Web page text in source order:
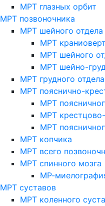
МРТ глазных орбит
МРТ позвоночника
МРТ шейного отдела
МРТ
МРТ шейного
МРТ шейно-
МРТ грудного отдела
МРТ пояснично-
МРТ
МРТ
МРТ
МРТ копчика
МРТ всего
МРТ спинного мозга
МР-
МРТ суставов
МРТ коленного